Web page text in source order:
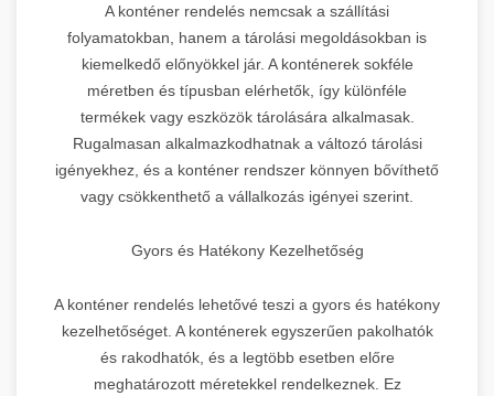
A konténer rendelés nemcsak a szállítási
folyamatokban, hanem a tárolási megoldásokban is
kiemelkedő előnyökkel jár. A konténerek sokféle
méretben és típusban elérhetők, így különféle
termékek vagy eszközök tárolására alkalmasak.
Rugalmasan alkalmazkodhatnak a változó tárolási
igényekhez, és a konténer rendszer könnyen bővíthető
vagy csökkenthető a vállalkozás igényei szerint.
Gyors és Hatékony Kezelhetőség
A konténer rendelés lehetővé teszi a gyors és hatékony
kezelhetőséget. A konténerek egyszerűen pakolhatók
és rakodhatók, és a legtöbb esetben előre
meghatározott méretekkel rendelkeznek. Ez